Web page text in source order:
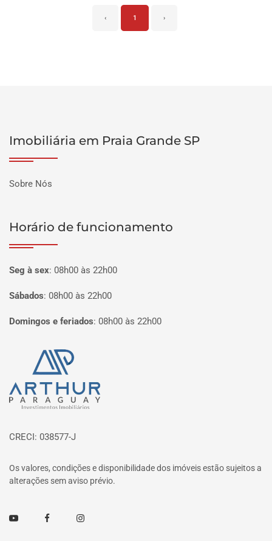
‹ 1 ›
Imobiliária em Praia Grande SP
Sobre Nós
Horário de funcionamento
Seg à sex: 08h00 às 22h00
Sábados: 08h00 às 22h00
Domingos e feriados: 08h00 às 22h00
Página inicial
CRECI: 038577-J
Os valores, condições e disponibilidade dos imóveis estão sujeitos a
alterações sem aviso prévio.
Youtube FacebookInstagram